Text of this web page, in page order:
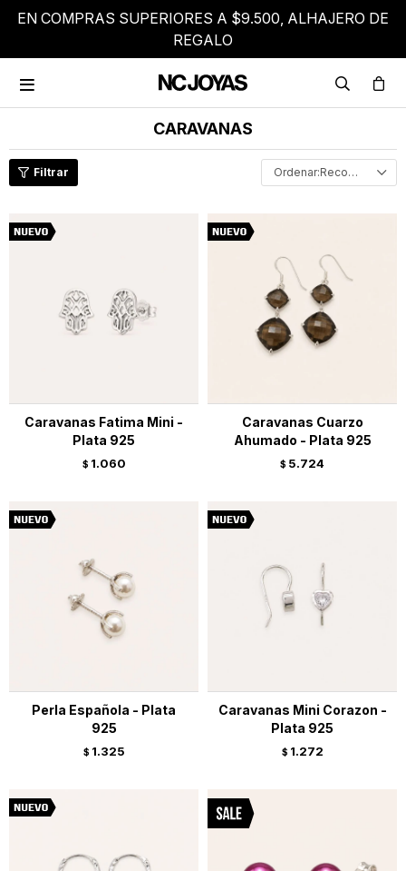
EN COMPRAS SUPERIORES A $9.500, ALHAJERO DE
REGALO

CARAVANAS
Recomendados
Caravanas Fatima Mini -
Plata 925
$ 1.060
Caravanas Cuarzo
Ahumado - Plata 925
$ 5.724
Perla Española - Plata
925
$ 1.325
Caravanas Mini Corazon -
Plata 925
$ 1.272